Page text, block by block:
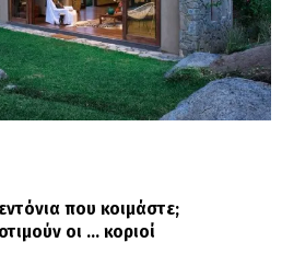
που κοιμάστε;
οι … κοριοί